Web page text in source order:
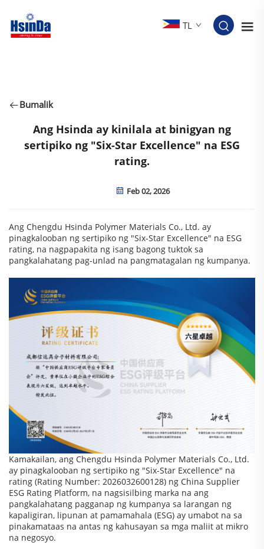
TL
Bumalik
Ang Hsinda ay kinilala at binigyan ng
sertipiko ng "Six-Star Excellence" na ESG
rating.
Feb 02, 2026
Ang Chengdu Hsinda Polymer Materials Co., Ltd. ay
pinagkalooban ng sertipiko ng "Six-Star Excellence" na ESG
rating, na nagpapakita ng isang bagong tuktok sa
pangkalahatang pag-unlad na pangmatagalan ng kumpanya.
Kamakailan, ang Chengdu Hsinda Polymer Materials Co., Ltd.
ay pinagkalooban ng sertipiko ng "Six-Star Excellence" na
rating (Rating Number: 2026032600128) ng China Supplier
ESG Rating Platform, na nagsisilbing marka na ang
pangkalahatang pagganap ng kumpanya sa larangan ng
kapaligiran, lipunan at pamamahala (ESG) ay umabot na sa
pinakamataas na antas ng kahusayan sa mga maliit at mikro
na negosyo.